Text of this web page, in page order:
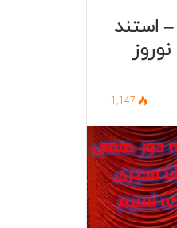
استند
1,147